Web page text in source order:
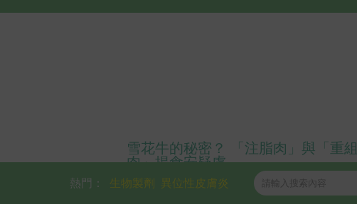
雪花牛的秘密？ 「注脂肉」與「重
肉」揭食安疑慮
異位性皮膚炎
生物製劑
熱門：